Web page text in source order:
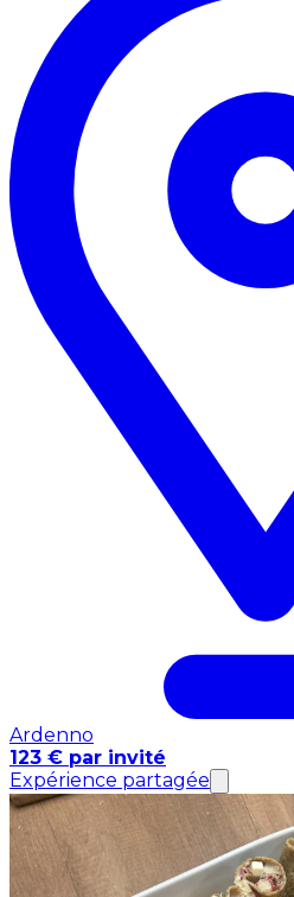
Ardenno
123 € par invité
Expérience partagée